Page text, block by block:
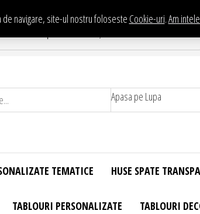
navigare, site-ul nostru foloseste Cookie-uri.Am
in Showroom eHuse.ro
Apasa pe Lupa
TEMATICE HUSE SPATE
TABLOURI PERSONALIZATE TABLOURI